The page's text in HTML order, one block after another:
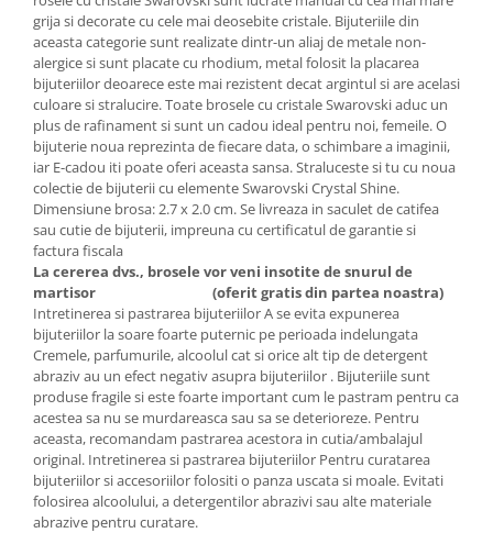
Cadouri pentru Doctori
Cadouri pentru Sfânta Maria
Martisoare
grija si decorate cu cele mai deosebite cristale. Bijuteriile din
aceasta categorie sunt realizate dintr-un aliaj de metale non-
alergice si sunt placate cu rhodium, metal folosit la placarea
bijuteriilor deoarece este mai rezistent decat argintul si are acelasi
culoare si stralucire. Toate brosele cu cristale Swarovski aduc un
plus de rafinament si sunt un cadou ideal pentru noi, femeile. O
bijuterie noua reprezinta de fiecare data, o schimbare a imaginii,
iar E-cadou iti poate oferi aceasta sansa. Straluceste si tu cu noua
colectie de bijuterii cu elemente Swarovski Crystal Shine.
Dimensiune brosa: 2.7 x 2.0 cm. Se livreaza in saculet de catifea
sau cutie de bijuterii, impreuna cu certificatul de garantie si
factura fiscala
La cererea dvs., brosele vor veni insotite de snurul de
martisor
(oferit gratis din partea noastra)
Intretinerea si pastrarea bijuteriilor A se evita expunerea
bijuteriilor la soare foarte puternic pe perioada indelungata
Cremele, parfumurile, alcoolul cat si orice alt tip de detergent
abraziv au un efect negativ asupra bijuteriilor . Bijuteriile sunt
produse fragile si este foarte important cum le pastram pentru ca
acestea sa nu se murdareasca sau sa se deterioreze. Pentru
aceasta, recomandam pastrarea acestora in cutia/ambalajul
original. Intretinerea si pastrarea bijuteriilor Pentru curatarea
bijuteriilor si accesoriilor folositi o panza uscata si moale. Evitati
folosirea alcoolului, a detergentilor abrazivi sau alte materiale
abrazive pentru curatare.